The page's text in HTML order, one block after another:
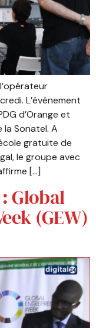
L’événement
d’Orange et
la Sonatel. A
gratuite de
le groupe avec
[…]
Global
(GEW)